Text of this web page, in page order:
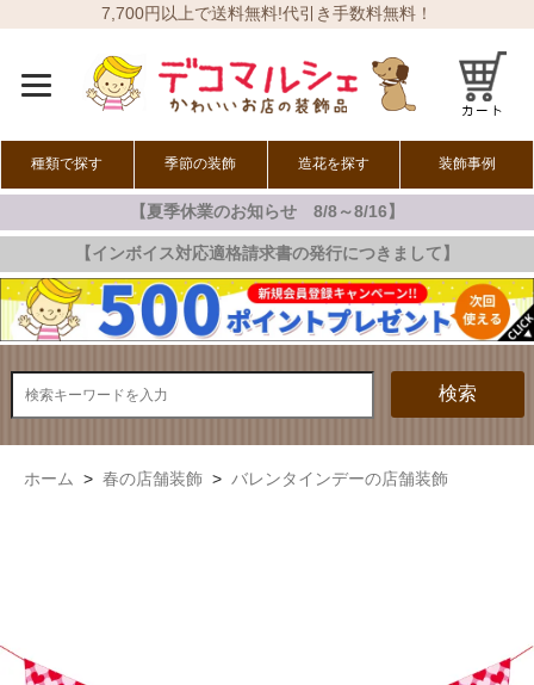
7,700円以上で送料無料!代引き手数料無料！
種類で探す 季節の装飾
春の装飾
夏の装飾
秋の装飾
冬の装飾
オールシーズン
造花を探す 装飾事例
【夏季休業のお知らせ 8/8～8/16】
【インボイス対応適格請求書の発行につきまして】
検索
ホーム > 春の店舗装飾 > バレンタインデーの店舗装飾